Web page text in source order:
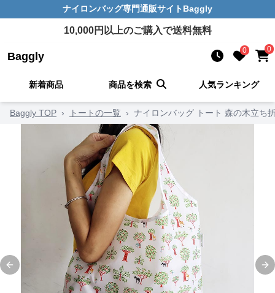
ナイロンバッグ専門通販サイト Baggly
10,000円以上のご購入で送料無料
Baggly 0 0
新着商品 商品を検索 人気ランキング
Baggly TOP › トートの一覧 › ナイロンバッグ トート 森の木立ち
Previous slide